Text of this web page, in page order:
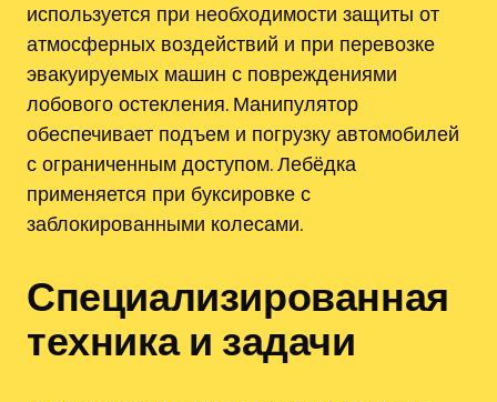
используется при необходимости защиты от
атмосферных воздействий и при перевозке
эвакуируемых машин с повреждениями
лобового остекления. Манипулятор
обеспечивает подъем и погрузку автомобилей
с ограниченным доступом. Лебёдка
применяется при буксировке с
заблокированными колесами.
Специализированная
техника и задачи